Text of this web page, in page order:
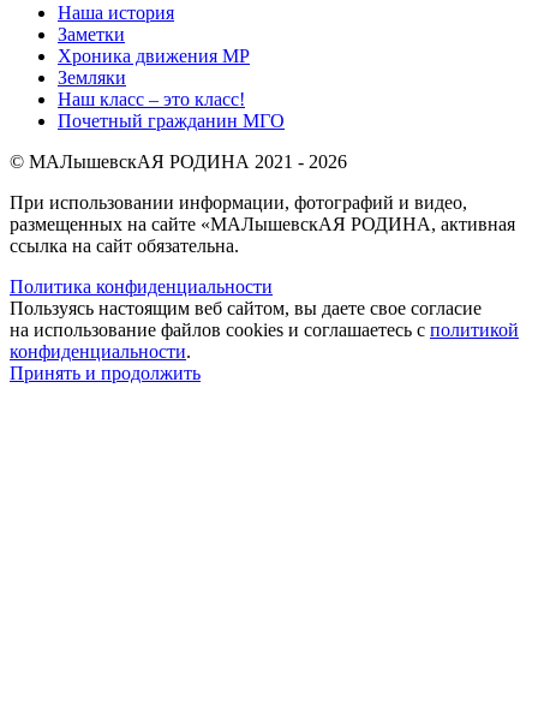
Наша история
Заметки
Хроника движения МР
Земляки
Наш класс – это класс!
Почетный гражданин МГО
© МАЛышевскАЯ РОДИНА 2021 - 2026
При использовании информации, фотографий и видео,
размещенных на сайте «МАЛышевскАЯ РОДИНА, активная
ссылка на сайт обязательна.
Политика конфиденциальности
Пользуясь настоящим веб сайтом, вы даете свое согласие
на использование файлов cookies и соглашаетесь с политикой
конфиденциальности.
Принять и продолжить